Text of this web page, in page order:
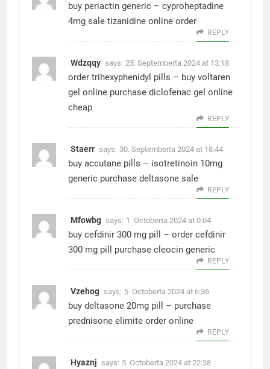
buy periactin generic – cyproheptadine
4mg sale tizanidine online order
REPLY
Wdzqqy says: 25. Septemberta 2024 at 13:18
order trihexyphenidyl pills – buy voltaren
gel online purchase diclofenac gel online
cheap
REPLY
Staerr says: 30. Septemberta 2024 at 18:44
buy accutane pills – isotretinoin 10mg
generic purchase deltasone sale
REPLY
Mfowbg says: 1. Octoberta 2024 at 0:04
buy cefdinir 300 mg pill – order cefdinir
300 mg pill
purchase cleocin generic
REPLY
Vzehog says: 5. Octoberta 2024 at 6:36
buy deltasone 20mg pill – purchase
prednisone elimite order online
REPLY
Hyaznj says: 5. Octoberta 2024 at 22:38